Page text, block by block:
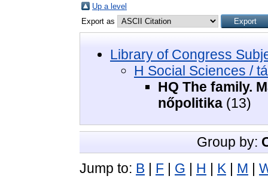
Up a level
Export as
Library of Congress
H Social Sciences /
HQ The family.
nőpolitika (13)
Group by:
Jump to: B F G H K M